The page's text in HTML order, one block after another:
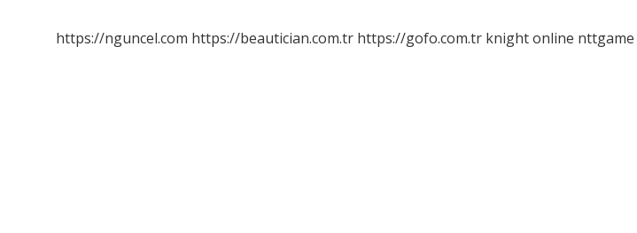
https://nguncel.com https://beautician.com.tr https://gofo.com.tr knight online nttgame